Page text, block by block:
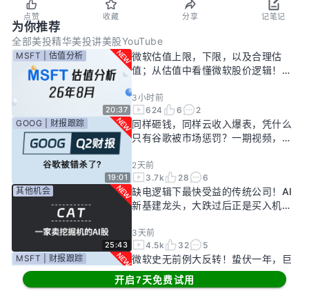
点赞 收藏 分享 记笔记
为你推荐
全部美投精华美投讲美股YouTube
20:37
MSFT | 估值分析
微软估值上限，下限，以及合理估
值；从估值中看懂微软股价逻辑！
3小时前
624
6 2
19:01
GOOG | 财报跟踪
同样砸钱，同样云收入爆表，凭什么
只有谷歌被市场惩罚？一期视频，告
2天前
3.7k
28 6
25:43
其他机会
缺电逻辑下最快受益的传统公司！AI
新基建龙头，大跌过后正是买入机
3天前
4.5k
32
5
MSFT | 财报跟踪
微软史无前例大反转！蛰伏一年，巨
头终于准备好起飞了？
开启7天免费试用